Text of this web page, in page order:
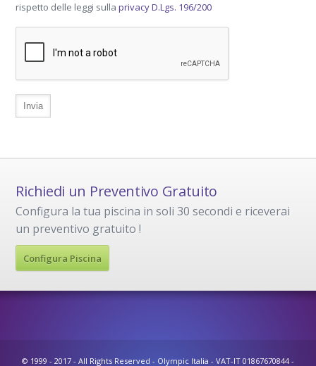
rispetto delle leggi sullaprivacy D.Lgs. 196/200
Richiedi un Preventivo Gratuito
Configura la tua piscina in soli 30 secondi e riceverai
un preventivo gratuito !
Configura Piscina
© 1999 - 2017 - All Rights Reserved - Olympic Italia - VAT-IT 01867670844 -